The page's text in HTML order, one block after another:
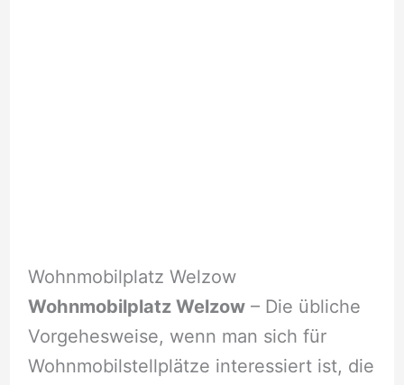
Wohnmobilplatz Welzow
Wohnmobilplatz Welzow– Die übliche
Vorgehesweise, wenn man sich für
Wohnmobilstellplätze interessiert ist, die